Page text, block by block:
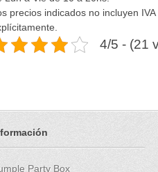
precios indicados no incluyen
4/5 - (21
Party Box